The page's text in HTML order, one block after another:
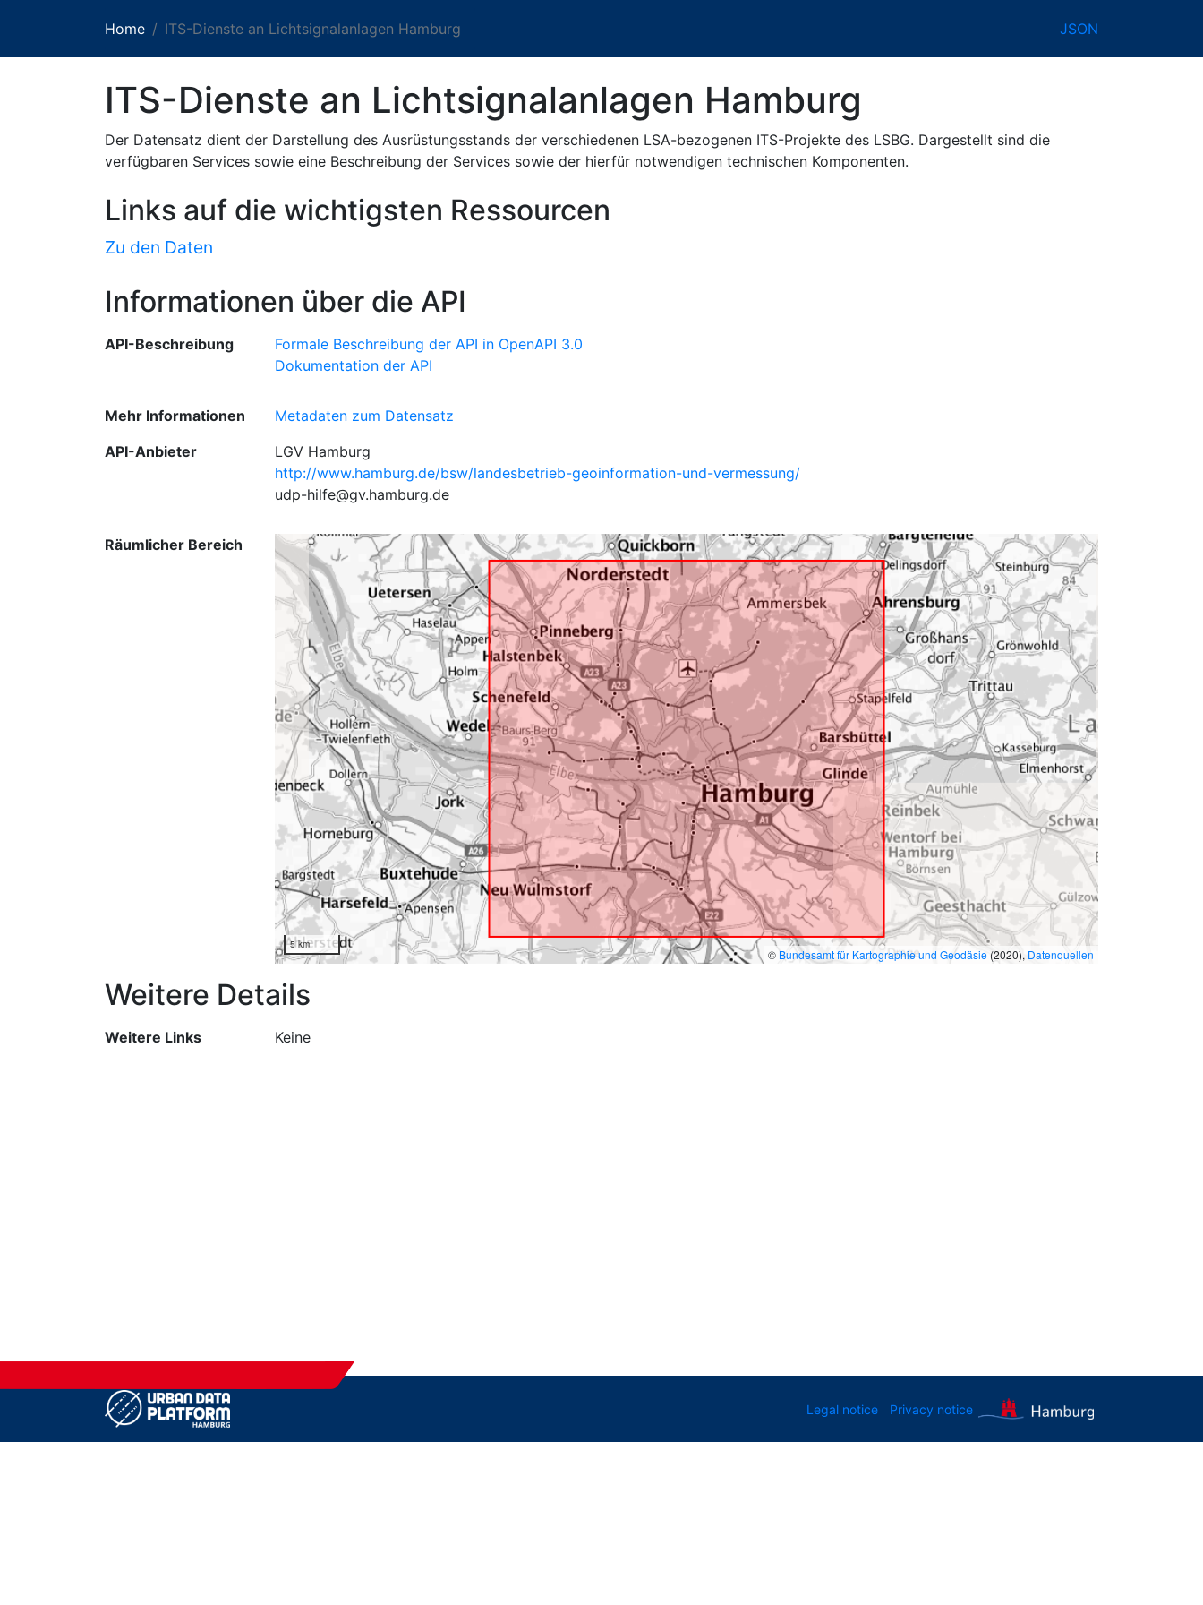
Home ITS-Dienste an Lichtsignalanlagen Hamburg JSON
ITS-Dienste an Lichtsignalanlagen Hamburg
Der Datensatz dient der Darstellung des Ausrüstungsstands der verschiedenen LSA-bezogenen ITS-Projekte des LSBG. Dargestellt sind die
verfügbaren Services sowie eine Beschreibung der Services sowie der hierfür notwendigen technischen Komponenten.
Links auf die wichtigsten Ressourcen
Zu den Daten
Informationen über die API
API-Beschreibung
Formale Beschreibung der API in OpenAPI 3.0
Dokumentation der API
Mehr Informationen
Metadaten zum Datensatz
API-Anbieter
LGV Hamburg
http://www.hamburg.de/bsw/landesbetrieb-geoinformation-und-vermessung/
udp-hilfe@gv.hamburg.de
Räumlicher Bereich
5 km
© Bundesamt für Kartographie und Geodäsie (2020), Datenquellen
Weitere Details
Weitere Links Keine
Legal notice Privacy notice